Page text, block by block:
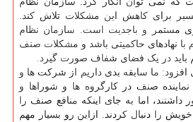
برای کاهش این مشکلات تلاش کند.
مستمر و باجدیت است. سازمان نظام
با نهادهای حاکمیتی باشد و مشکلات صنف
باید در یک فضای شفاف صورت گیرد.
افزود: ما سابقه بدی داریم از شرکت ها و
صنف در کارگروه ها و شوراها و
اما به جای اینکه منافع صنف را
را دنبال کردند. ازاین رو بسیار مهم